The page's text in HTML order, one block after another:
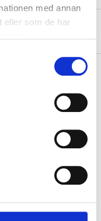
med annan
eller som de har